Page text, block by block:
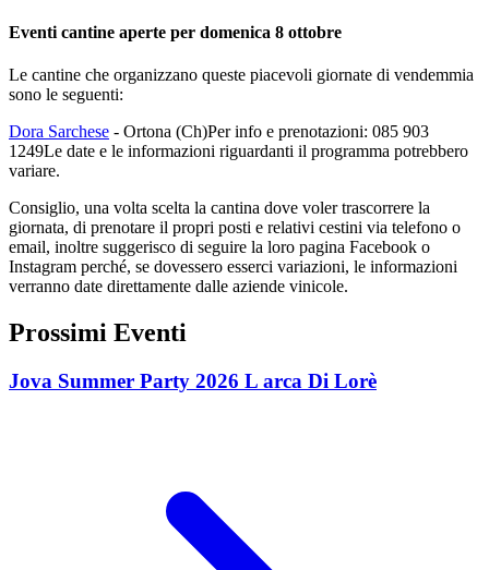
Eventi cantine aperte per domenica 8 ottobre
Le cantine che organizzano queste piacevoli giornate di vendemmia
sono le seguenti:
Dora Sarchese - Ortona (Ch)Per info e prenotazioni: 085 903
1249Le date e le informazioni riguardanti il programma potrebbero
variare.
Consiglio, una volta scelta la cantina dove voler trascorrere la
giornata, di prenotare il propri posti e relativi cestini via telefono o
email, inoltre suggerisco di seguire la loro pagina Facebook o
Instagram perché, se dovessero esserci variazioni, le informazioni
verranno date direttamente dalle aziende vinicole.
Prossimi Eventi
Jova Summer Party 2026 L arca Di Lorè